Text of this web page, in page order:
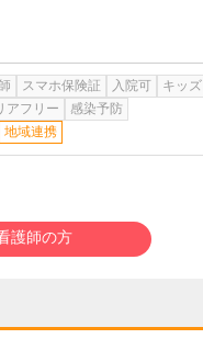
スマホ保険証 入院可 キッズ
アフリー
感染予防
地域連携
護師の方